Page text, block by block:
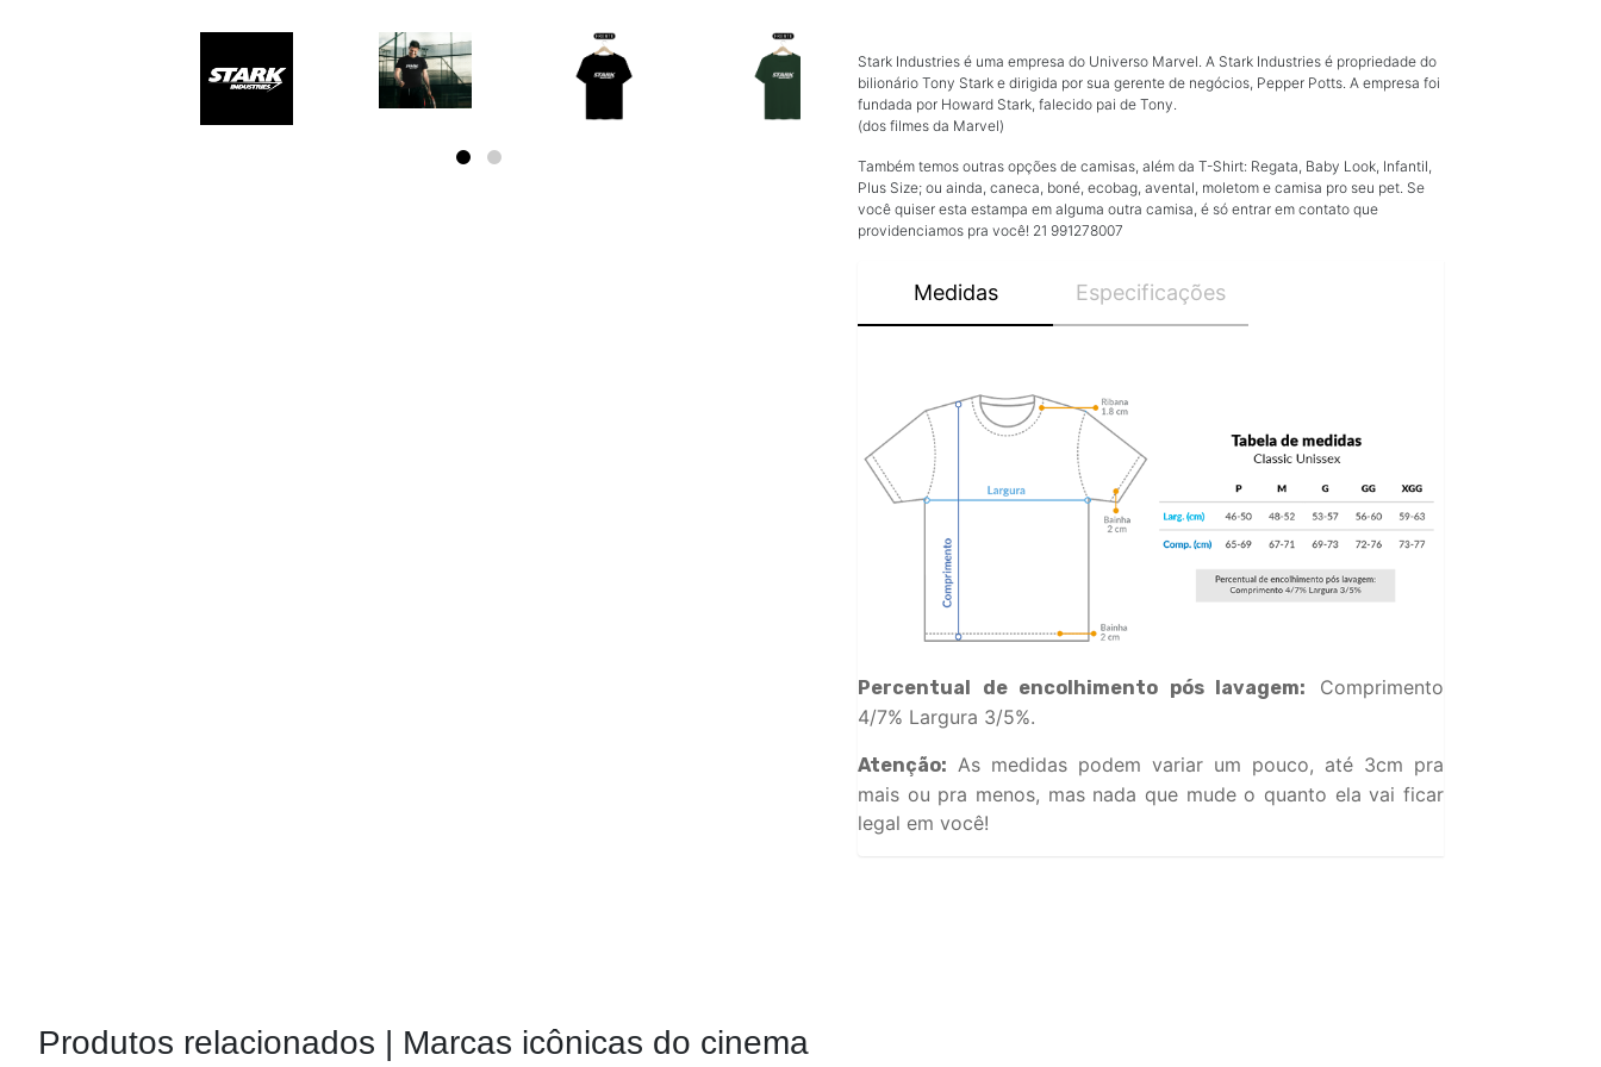
Stark Industries é uma empresa do Universo Marvel. A Stark Industries é propriedade do
bilionário Tony Stark e dirigida por sua gerente de negócios, Pepper Potts. A empresa foi
fundada por Howard Stark, falecido pai de Tony.
(dos filmes da Marvel)
Também temos outras opções de camisas, além da T-Shirt: Regata, Baby Look, Infantil,
Plus Size; ou ainda, caneca, boné, ecobag, avental, moletom e camisa pro seu pet. Se
você quiser esta estampa em alguma outra camisa, é só entrar em contato que
providenciamos pra você! 21 991278007
Medidas Especificações
Percentual de encolhimento pós lavagem:
Comprimento
4/7% Largura 3/5%.
Atenção: As medidas podem variar um pouco, até 3cm pra
mais ou pra menos, mas nada que mude o quanto ela vai ficar
legal em você!
Produtos relacionados | Marcas icônicas do cinema